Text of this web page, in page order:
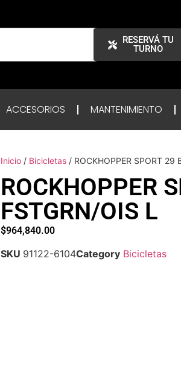
RESERVÁ TU
TURNO
ACCESORIOS MANTENIMIENTO
Inicio / Bicicletas / ROCKHOPPER SPORT 29
ROCKHOPPER
FSTGRN/OIS L
$964,840.00
SKU 91122-6104Category Bicicletas